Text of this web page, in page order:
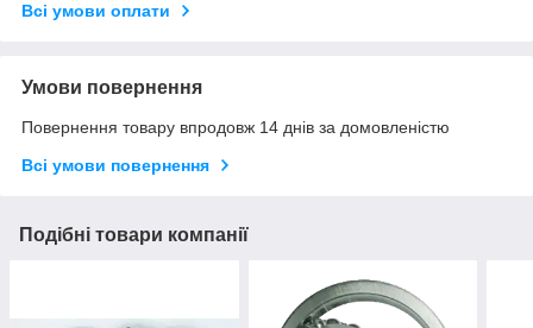
Всі умови оплати
Умови повернення
Повернення товару впродовж 14 днів за домовленістю
Всі умови повернення
Подібні товари компанії